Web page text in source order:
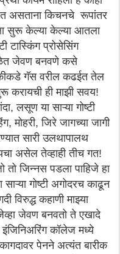
असताना किचनचे रूपांतर
सुरू केल्या केल्या आतला
टास्किंग प्रोसेसिंग
जेवण बनवणे कसे
गॅस वरील कढईत तेल
करायची ही माझी सवय!
लसूण या साऱ्या गोष्टी
मोहरी, जिरे जागच्या जागी
सारी उलथापालथ
असेल तेव्हाही तीच गत!
तो जिन्नस पडला पाहिजे हा
गोष्टी अगोदरच काढून
विरुद्ध कहाणी माझ्या
जेव्हा जेवण बनवतो ते एखादे
कॉलेज मध्ये
कागदावर पेनने अत्यंत बारीक